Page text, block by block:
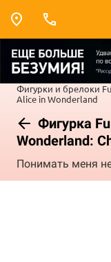
Фигурки и брелоки
Alice in Wonderland
Фигурка
Wonderland:
Понимать меня